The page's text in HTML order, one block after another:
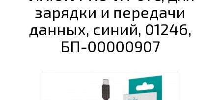
зарядки и передачи
данных, синий, 01246,
БП-00000907